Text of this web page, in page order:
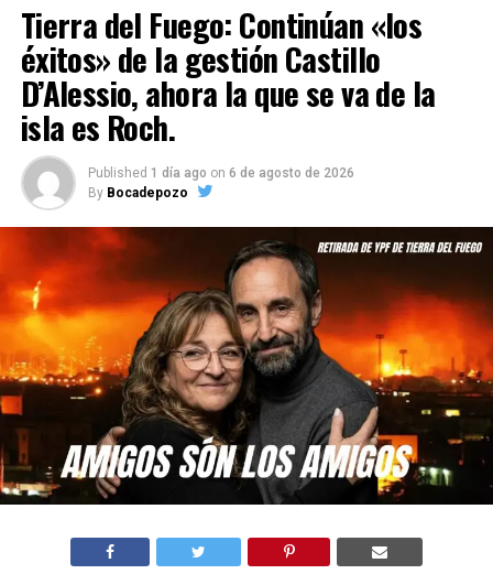
Tierra del Fuego: Continúan «los
éxitos» de la gestión Castillo
D’Alessio, ahora la que se va de la
isla es Roch.
Published 1 día ago on 6 de agosto de 2026
By Bocadepozo